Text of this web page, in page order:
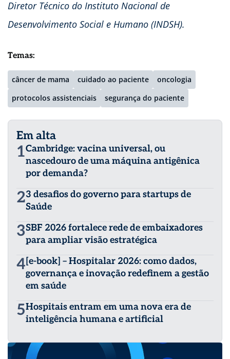
Diretor Técnico do Instituto Nacional de
Desenvolvimento Social e Humano (INDSH).
Temas:
câncer de mama cuidado ao paciente
oncologia
protocolos assistenciais
segurança do paciente
Em alta
1Cambridge: vacina universal, ou
nascedouro de uma máquina antigênica
por demanda?
23 desafios do governo para startups de
Saúde
3SBF 2026 fortalece rede de embaixadores
para ampliar visão estratégica
4[e-book] – Hospitalar 2026: como dados,
governança e inovação redefinem a gestão
em saúde
5Hospitais entram em uma nova era de
inteligência humana e artificial